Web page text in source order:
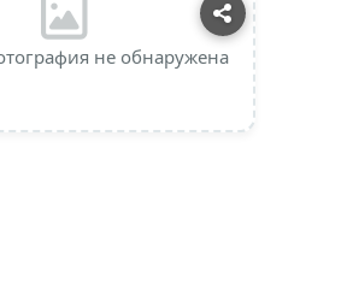
не обнаружена